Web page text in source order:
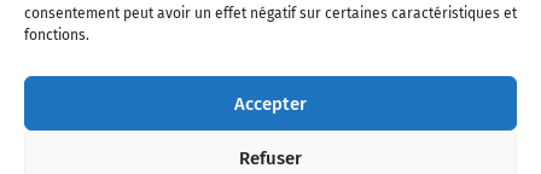
consentement peut avoir un effet négatif sur certaines caractéristiques et
fonctions.
Accepter
Refuser
l'industrie aéronautique, l'aviation commerciale, l'aviation d'affaires, les
civils, l'aéronautique de défense et l'industrie spatiale. Toute reproduction,